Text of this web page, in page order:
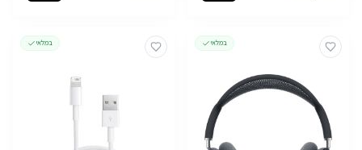
במלאי במלאי